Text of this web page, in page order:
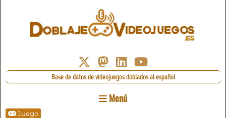
Base de datos de videojuegos doblados al español
Menú
Juego